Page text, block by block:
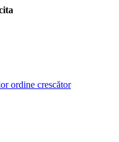
ordine crescător